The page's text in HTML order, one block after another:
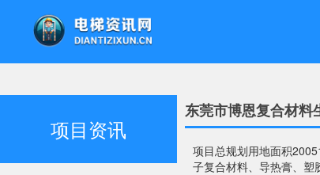
项目资讯
东莞市博恩复合材料
项目总规划用地面积
子复合材料、导热膏、塑